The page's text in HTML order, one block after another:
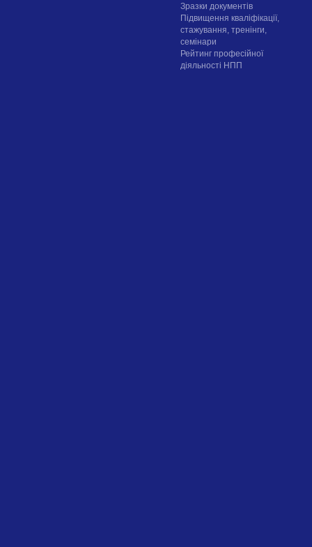
Зразки документів
Підвищення кваліфікації,
стажування, тренінги,
семінари
Рейтинг професійної
діяльності НПП